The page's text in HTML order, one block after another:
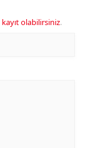
kayıt olabilirsiniz.